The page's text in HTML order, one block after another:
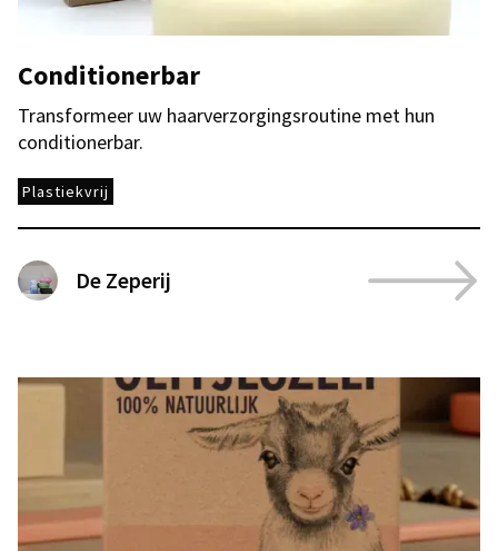
Conditionerbar
Transformeer uw haarverzorgingsroutine met hun
conditionerbar.
Plastiekvrij
De Zeperij